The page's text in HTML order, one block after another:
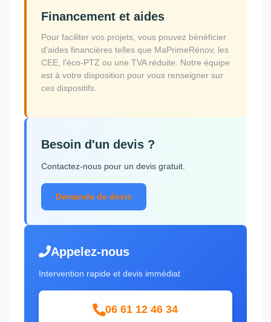
Financement et aides
Pour faciliter vos projets, vous pouvez bénéficier
d'aides financières telles que MaPrimeRénov, les
CEE, l'éco-PTZ ou une TVA réduite. Notre équipe
est à votre disposition pour vous renseigner sur
ces dispositifs.
Besoin d'un devis ?
Contactez-nous pour un devis gratuit.
Demande de devis
Appelez-nous
Intervention rapide et devis immédiat
06 61 12 46 34